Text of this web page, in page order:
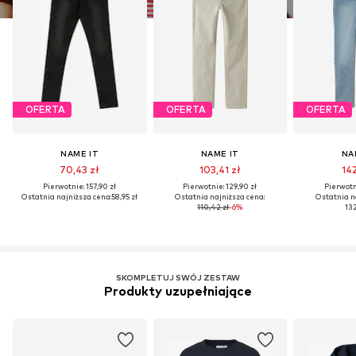
OFERTA
NAME IT
70,43 zł
Pierwotnie: 157,90 zł
Ostatnia najniższa cena:58,95 zł
OFERTA
NAME IT
103,41 zł
Pierwotnie: 129,90 zł
Ostatnia najniższa cena:
110,42 zł-6%
OFERTA
Ostatnia
SKOMPLETUJ SWÓJ ZESTAW
Produkty uzupełniające